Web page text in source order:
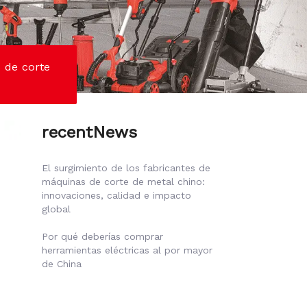
de corte
recentNews
El surgimiento de los fabricantes de
máquinas de corte de metal chino:
innovaciones, calidad e impacto
global
Por qué deberías comprar
herramientas eléctricas al por mayor
de China